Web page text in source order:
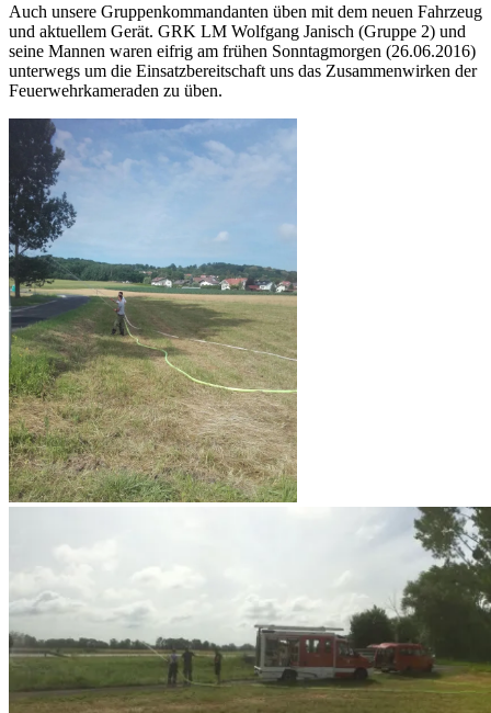
Auch unsere Gruppenkommandanten üben mit dem neuen Fahrzeug
und aktuellem Gerät. GRK LM Wolfgang Janisch (Gruppe 2) und
seine Mannen waren eifrig am frühen Sonntagmorgen (26.06.2016)
unterwegs um die Einsatzbereitschaft uns das Zusammenwirken der
Feuerwehrkameraden zu üben.